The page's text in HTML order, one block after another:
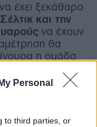
Personal
to third parties, or
έχει ξεκάθαρο
Σέλτικ και την
να έχουν
θα
η ομάδα
στιγμής, όμως